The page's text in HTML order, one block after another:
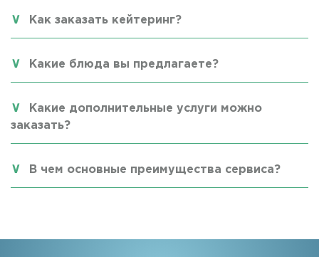
Как заказать кейтеринг?
Какие блюда вы предлагаете?
Какие дополнительные услуги можно
заказать?
В чем основные преимущества сервиса?